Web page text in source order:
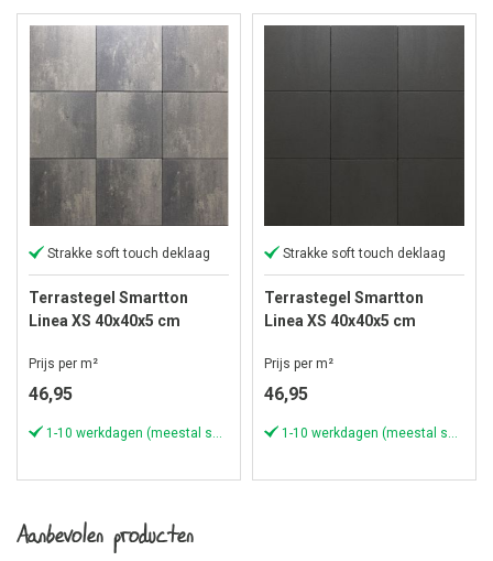
Strakke soft touch deklaag
Terrastegel Smartton
Linea XS 40x40x5 cm
Prijs per m²
46,95
Strakke soft touch deklaag
Terrastegel Smartton
Linea XS 40x40x5 cm
Prijs per m²
46,95
Aanbevolen producten